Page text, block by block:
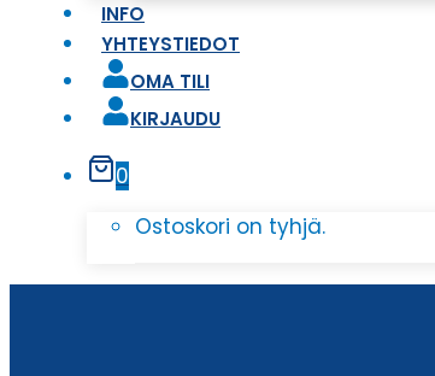
INFO
YHTEYSTIEDOT
OMA TILI
KIRJAUDU
0
Ostoskori on tyhjä.